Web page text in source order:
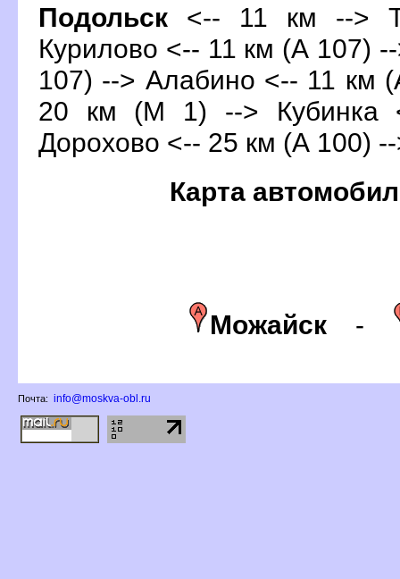
Подольск <-- 11 км -->
Курилово <-- 11 км (А 107)
107) --> Алабино <-- 11 км
20 км (М 1) -->
Дорохово <-- 25 км (А 100)
Карта
Можайск -
Почта: info@moskva-obl.ru